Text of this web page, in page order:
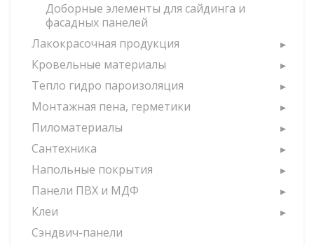
Доборные элементы для сайдинга и
фасадных панелей
Лакокрасочная продукция
Кровельные материалы
Тепло гидро пароизоляция
Монтажная пена, герметики
Пиломатериалы
Сантехника
Напольные покрытия
Панели ПВХ и МДФ
Клеи
Сэндвич-панели